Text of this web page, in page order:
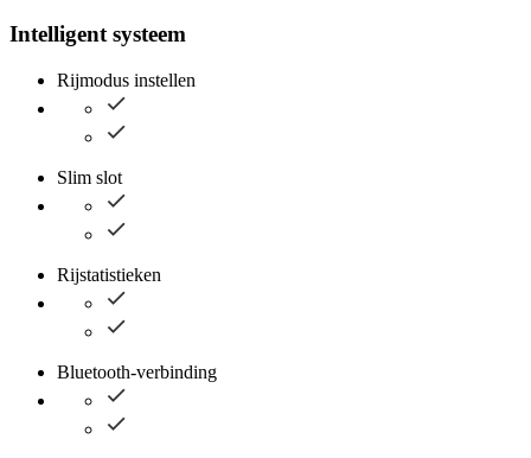
Intelligent systeem
Rijmodus instellen
Slim slot
Rijstatistieken
Bluetooth-verbinding